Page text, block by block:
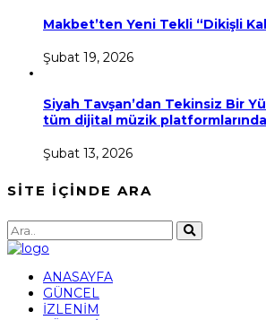
Makbet’ten Yeni Tekli “Dikişli
Şubat 19, 2026
Siyah Tavşan’dan Tekinsiz Bir
tüm dijital müzik platformlarında
Şubat 13, 2026
SİTE İÇİNDE ARA
ANASAYFA
GÜNCEL
İZLENİM